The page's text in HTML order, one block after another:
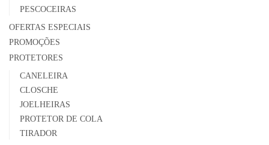
PESCOCEIRAS
OFERTAS ESPECIAIS
PROMOÇÕES
PROTETORES
CANELEIRA
CLOSCHE
JOELHEIRAS
PROTETOR DE COLA
TIRADOR